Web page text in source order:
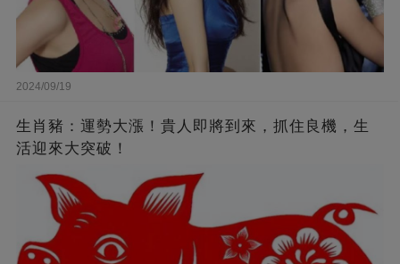
2024/09/19
生肖豬：運勢大漲！貴人即將到來，抓住良機，生
活迎來大突破！